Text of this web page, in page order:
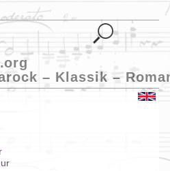
– Klassik –